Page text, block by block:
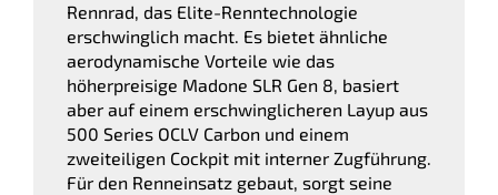
Rennrad, das Elite-Renntechnologie
erschwinglich macht. Es bietet ähnliche
aerodynamische Vorteile wie das
höherpreisige Madone SLR Gen 8, basiert
aber auf einem erschwinglicheren Layup aus
500 Series OCLV Carbon und einem
zweiteiligen Cockpit mit interner Zugführung.
Für den Renneinsatz gebaut, sorgt seine